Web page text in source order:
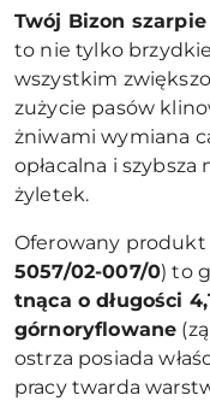
Twój Bizon
to nie tylko
wszystkim
zużycie pasów
żniwami wymiana
opłacalna i
żyletek.
Oferowany produkt
5057/02-007/0) to
tnąca o długości
górnoryflowane
ostrza posiada
pracy twarda